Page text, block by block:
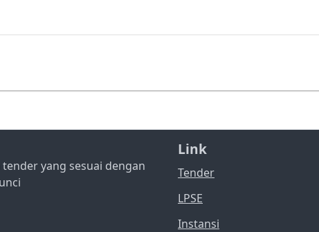
yang sesuai dengan
Link
Tender
LPSE
Instansi